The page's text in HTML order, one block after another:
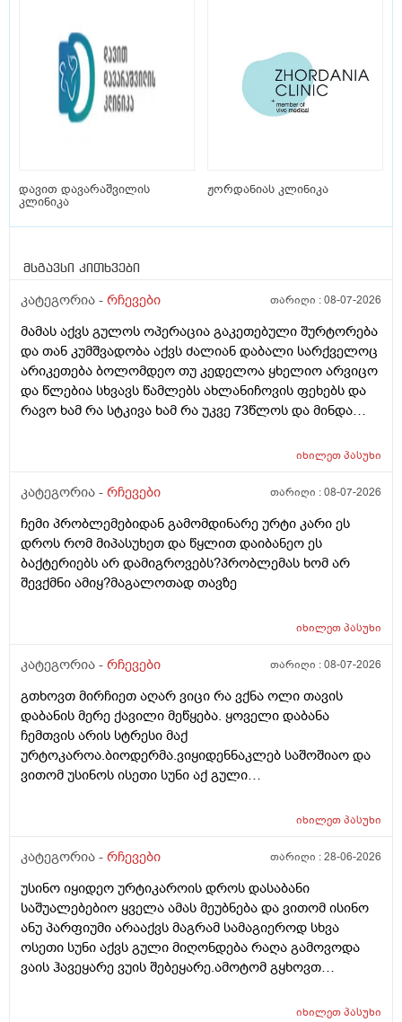
დავით დავარაშვილის
კლინიკა
ჟორდანიას კლინიკა
მსგავსი კითხვები
კატეგორია - რჩევები თარიღი :08-07-2026
მამას აქვს გულოს ოპერაცია გაკეთებული შურტორება
და თან კუმშვადობა აქვს ძალიან დაბალი სარქველოც
არიკეთება ბოლომდეო თუ კედელოა ყხელიო არვიცო
და წლებია სხვავს წამლებს ახლანიჩოვის ფეხებს და
რავო ხამ რა სტკივა ხამ რა უკვე 73წლოს და მინდა
და ფულინრომ არჰვაქ ვერანაირად ექიმთან ვერ
შედეგს იბ ის ექიმთან მაომც ჩავიდეს თუ თავის
იბნის ექიმყან რომ დ ვიტამინი გაიკეთოს და უბნის
ექიმის დანიშნულებას ვენდო ის ხომ კარდიოლოგი
არაა თან დიდათ რომ ვაკვირდები არაა მცოდნე ამ
მხრივ და ვერ ვენდობი და ხომ არავნებს მამას დ
სარისკოა?მის კარდიოლოგა ვერ დავირეკავ ან
იხილეთპასუხი
კატეგორია - რჩევები თარიღი :08-07-2026
ჩემი პრობლემებიდან გამომდინარე ურტი კარი ეს
დროს რომ მიპასუხეთ და წყლით დაიბანეო ეს
ბაქტერიებს არ დამიგროვებს?პრობლემას ხომ არ
შევქმნი ამიყ?მაგალოთად თავზე
იხილეთპასუხი
კატეგორია - რჩევები თარიღი :08-07-2026
გთხოვთ მირჩიეთ აღარ ვიცი რა ვქნა ოლი თავის
დაბანის მერე ქავილი მეწყება. ყოველი დაბანა
ჩემთვის არის სტრესი მაქ
ურტოკაროა.ბიოდერმა.ვიყიდენნაკლებ საშოშიაო და
ვითომ უსინოს ისეთი სუნი აქ გული
დამატენიანებელი შამპუნიც მაგრამ ყველაფერზე
შემიხლია ვიტანკები.რამე მირჩიეთ დამპუნი რა რომ
ამექავოს.ბიბხიანოს შამპუნი რომ ვიყიდო ბაბეზ3
უარესი ხომ არარის?მხოლპდ ბიბცოანის საპობს იტანს
ტანოს კანი მაგრამ შამპუნი აოხმაროა და ასე მგონია
ბაბე იფრო ნახია და თუ ბაბე მახლევს ქავილს ბიბჩენი
იგრო მომცემს?სავატაუდოთ სიმშრალისგან მექავება
ბინჩენი უკეთესია რონელი?სხვადასხვა აქვს ბუბჩენს
იხილეთპასუხი
კატეგორია - რჩევები თარიღი :28-06-2026
უსინო იყიდეო ურტიკაროის დროს დასაბანი
საშუალებებიო ყველა ამას მეუბნება და ვითომ ისინო
ანუ პარფიუმი არააქვს მაგრამ სამაგიეროდ სხვა
ოსეთი სუნი აქვს გული მიღონდება რაღა გამოვოდა
ვაის ჰავეყარე ვუის შებეყარე.ამოტომ გყხოვთ
დამატენიანებელ შამპუნს თაფლით რომ აროს იმას და
იხილეთპასუხი